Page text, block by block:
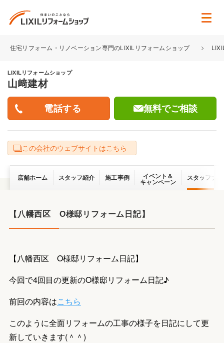
住宅リフォーム・リノベーション専門のLIXILリフォームショップ
LIXILリフォームショップ
山﨑建材
無料でご相談
この会社のウェブサイトはこちら
店舗ホーム スタッフ紹介 施工事例
イベント＆
キャンペーン
スタッフブ
【八幡西区 O様邸リフォーム日記】
【八幡西区 O様邸リフォーム日記】
今回で4回目の更新のO様邸リフォーム日記♪
前回の内容はこちら
このように全面リフォームの工事の様子を日記にして更
新していきます(＾＾)